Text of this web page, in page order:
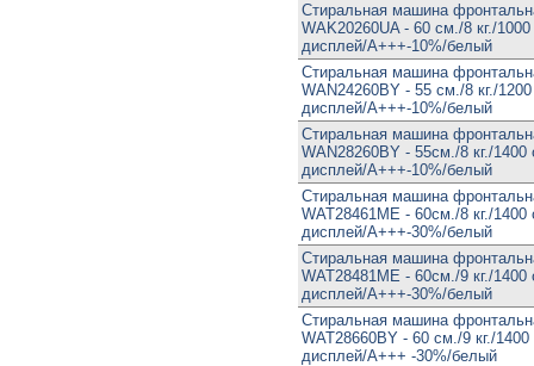
Стиральная машина
WAK20260UA - 60 см./8 кг./
дисплей/A+++-10%/белый
Стиральная машина
WAN24260BY - 55 см./8 кг./
дисплей/A+++-10%/белый
Стиральная машина
WAN28260BY - 55см./8 кг./1400
дисплей/A+++-10%/белый
Стиральная машина
WAT28461ME - 60см./8 кг./1400
дисплей/A+++-30%/белый
Стиральная машина
WAT28481ME - 60см./9 кг./1400
дисплей/A+++-30%/белый
Стиральная машина
WAT28660BY - 60 см./9 кг./1400
дисплей/A+++ -30%/белый